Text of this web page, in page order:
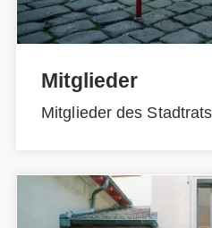
Mitglieder
Mitglieder des Stadtrats